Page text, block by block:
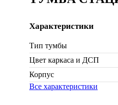
Характеристики
Тип тумбы
Цвет каркаса и ДСП
Корпус
Все характеристики